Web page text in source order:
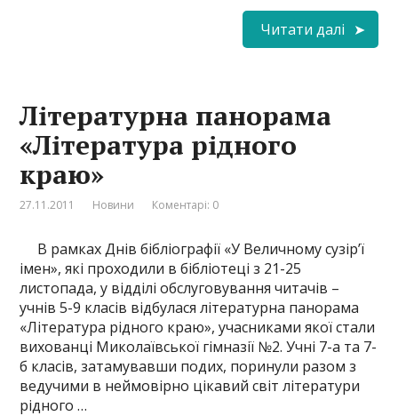
Читати далі
Літературна панорама
«Література рідного
краю»
27.11.2011 Новини Коментарі: 0
В рамках Днів бібліографії «У Величному сузір’ї
імен», які проходили в бібліотеці з 21-25
листопада, у відділі обслуговування читачів –
учнів 5-9 класів відбулася літературна панорама
«Література рідного краю», учасниками якої стали
вихованці Миколаївської гімназії №2. Учні 7-а та 7-
б класів, затамувавши подих, поринули разом з
ведучими в неймовірно цікавий світ літератури
рідного …